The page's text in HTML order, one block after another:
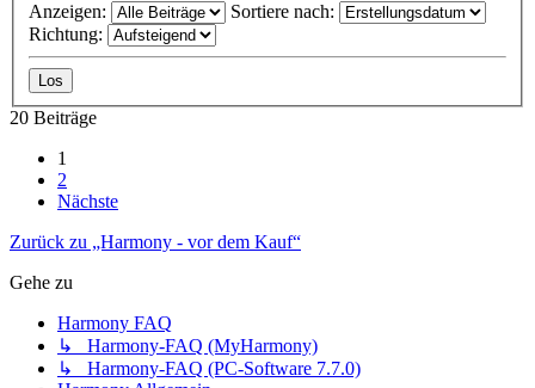
Anzeigen:
Sortiere nach:
Richtung:
20 Beiträge
1
2
Nächste
Zurück zu „Harmony - vor dem Kauf“
Gehe zu
Harmony FAQ
↳ Harmony-FAQ (MyHarmony)
↳ Harmony-FAQ (PC-Software 7.7.0)